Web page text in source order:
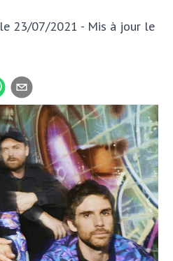
le 23/07/2021 - Mis à jour le